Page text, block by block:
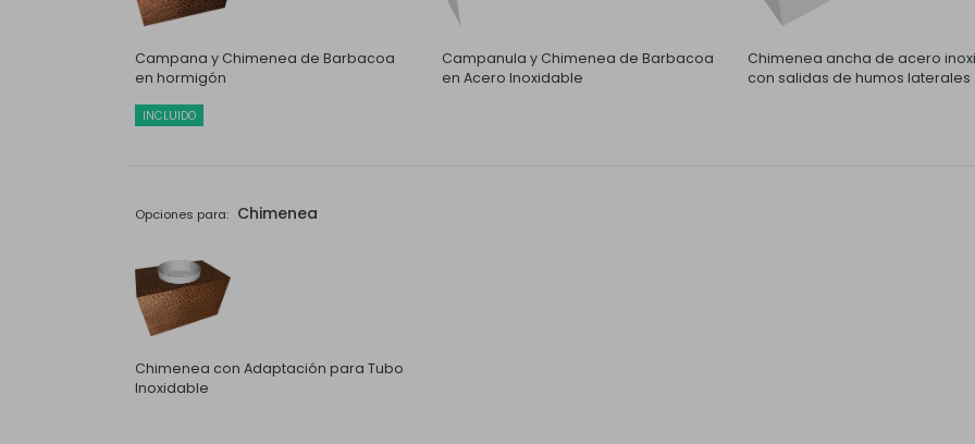
Campana y Chimenea de Barbacoa
en hormigón
INCLUIDO
Campanula y Chimenea de Barbacoa
en Acero Inoxidable
Chimenea ancha de acero
con salidas de humos laterales
Opciones para: Chimenea
Chimenea con Adaptación para Tubo
Inoxidable